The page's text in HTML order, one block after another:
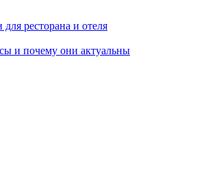
ресторана и отеля
и почему они актуальны